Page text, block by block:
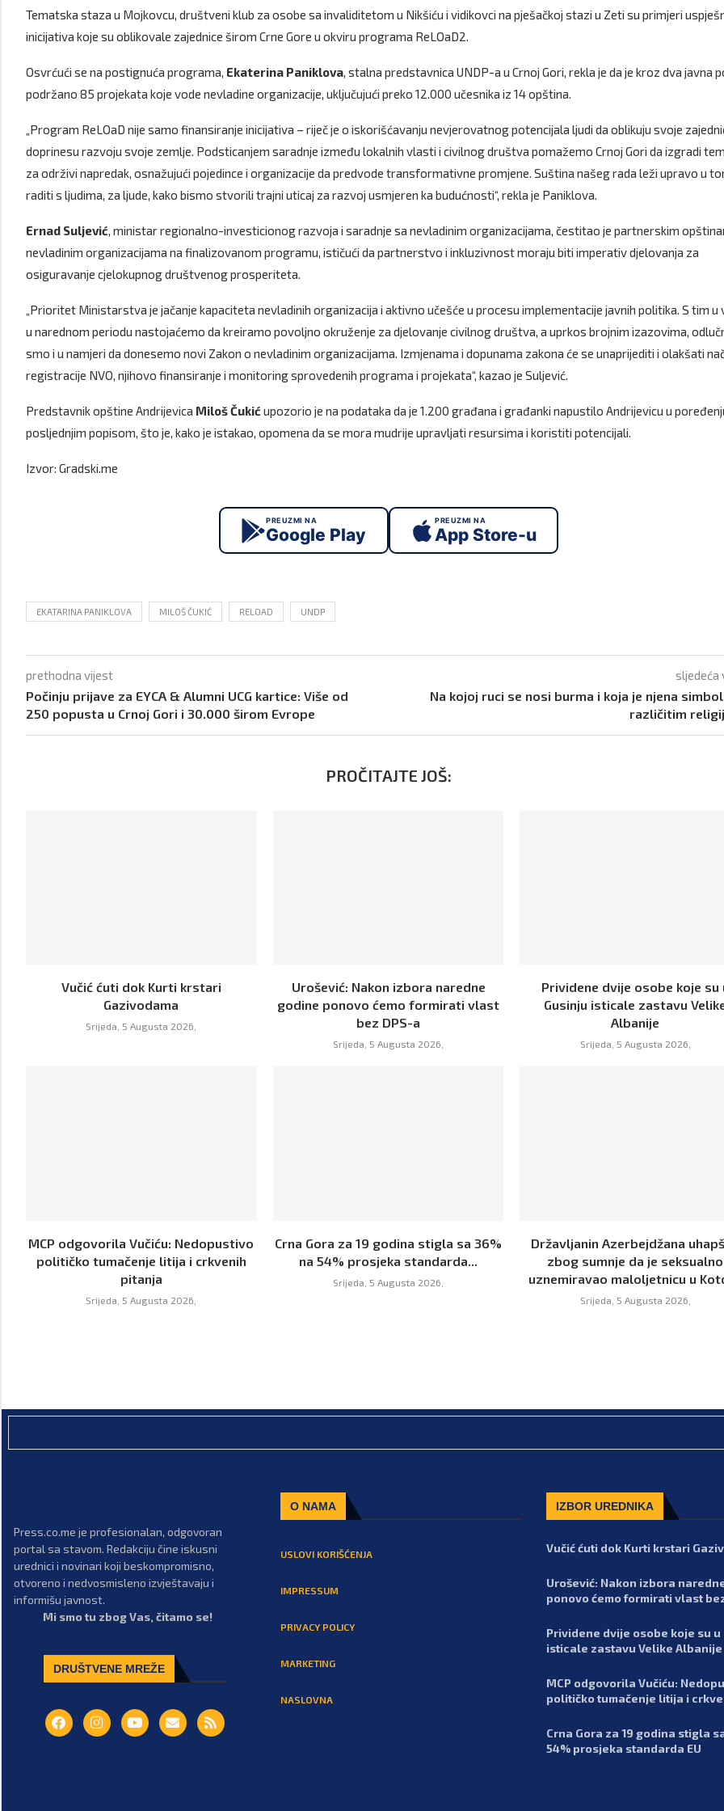
Tematska staza u Mojkovcu, društveni klub za osobe sa invaliditetom u Nikšiću i vidikovci na pješačkoj stazi u Zeti su primjeri
inicijativa koje su oblikovale zajednice širom Crne Gore u okviru programa ReLOaD2.
Osvrćući se na postignuća programa, Ekaterina Paniklova, stalna predstavnica UNDP-a u Crnoj Gori, rekla je da je kroz dva javna
podržano 85 projekata koje vode nevladine organizacije, uključujući preko 12.000 učesnika iz 14 opština.
„Program ReLOaD nije samo finansiranje inicijativa – riječ je o iskorišćavanju nevjerovatnog potencijala ljudi da oblikuju svoje
doprinesu razvoju svoje zemlje. Podsticanjem saradnje između lokalnih vlasti i civilnog društva pomažemo Crnoj Gori da izgradi
za održivi napredak, osnažujući pojedince i organizacije da predvode transformativne promjene. Suština našeg rada leži upravo u
raditi s ljudima, za ljude, kako bismo stvorili trajni uticaj za razvoj usmjeren ka budućnosti“, rekla je Paniklova.
Ernad Suljević, ministar regionalno-investicionog razvoja i saradnje sa nevladinim organizacijama, čestitao je partnerskim
nevladinim organizacijama na finalizovanom programu, ističući da partnerstvo i inkluzivnost moraju biti imperativ djelovanja za
osiguravanje cjelokupnog društvenog prosperiteta.
„Prioritet Ministarstva je jačanje kapaciteta nevladinih organizacija i aktivno učešće u procesu implementacije javnih politika. S tim u
u narednom periodu nastojaćemo da kreiramo povoljno okruženje za djelovanje civilnog društva, a uprkos brojnim izazovima,
smo i u namjeri da donesemo novi Zakon o nevladinim organizacijama. Izmjenama i dopunama zakona će se unaprijediti i olakšati
registracije NVO, njihovo finansiranje i monitoring sprovedenih programa i projekata“, kazao je Suljević.
Predstavnik opštine Andrijevica Miloš Čukić upozorio je na podataka da je 1.200 građana i građanki napustilo Andrijevicu u
posljednjim popisom, što je, kako je istakao, opomena da se mora mudrije upravljati resursima i koristiti potencijali.
Izvor: Gradski.me
PREUZMI NA
Google Play
PREUZMI NA
App Store-u
EKATARINA PANIKLOVA MILOŠ ČUKIĆ RELOAD UNDP
prethodna vijest
Počinju prijave za EYCA & Alumni UCG kartice: Više od
250 popusta u Crnoj Gori i 30.000 širom Evrope
sljedeća
Na kojoj ruci se nosi burma i koja je njena
različitim
PROČITAJTE JOŠ:
Vučić ćuti dok Kurti krstari
Gazivodama
Srijeda, 5 Augusta 2026,
Urošević: Nakon izbora naredne
godine ponovo ćemo formirati vlast
bez DPS-a
Srijeda, 5 Augusta 2026,
Prividene dvije osobe koje su
Gusinju isticale zastavu
Albanije
Srijeda, 5 Augusta 2026,
MCP odgovorila Vučiću: Nedopustivo
političko tumačenje litija i crkvenih
pitanja
Srijeda, 5 Augusta 2026,
Crna Gora za 19 godina stigla sa 36%
na 54% prosjeka standarda...
Srijeda, 5 Augusta 2026,
Državljanin Azerbejdžana
zbog sumnje da je seksualno
uznemiravao maloljetnicu u
Srijeda, 5 Augusta 2026,
Press.co.me je profesionalan, odgovoran
portal sa stavom. Redakciju čine iskusni
urednici i novinari koji beskompromisno,
otvoreno i nedvosmisleno izvještavaju i
informišu javnost.
Mi smo tu zbog Vas, čitamo se!
DRUŠTVENE MREŽE
O NAMA
USLOVI KORIŠĆENJA
IMPRESSUM
PRIVACY POLICY
MARKETING
NASLOVNA
IZBOR UREDNIKA
Vučić ćuti dok Kurti krstari
Urošević: Nakon izbora
ponovo ćemo formirati vlast
Prividene dvije osobe koje su u
isticale zastavu Velike Albanije
MCP odgovorila Vučiću:
političko tumačenje litija i
Crna Gora za 19 godina stigla
54% prosjeka standarda EU